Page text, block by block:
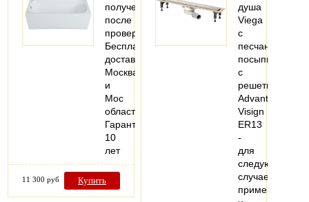
получении
после
проверки
Бесплатная
доставка
Москва
и
Мос
область
Гарантия
10
лет
11 300 руб Купить
душа
Viega
с
песчаной
посыпкой,
с
решеткой
Advantix
Visign
ER13
-
для
следующих
случаев
применения